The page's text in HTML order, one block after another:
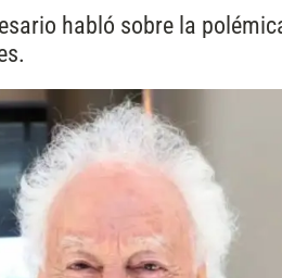
habló sobre la